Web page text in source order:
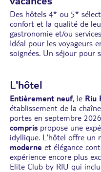
Des hôtels 4* ou 5*
confort et la qualité de
gastronomie et/ou
Idéal pour les voyageurs
soignées. Un séjour pour
L'hôtel
Entièrement neuf, le Riu
établissement de la
portes en septembre
compris propose une
idyllique. L'hôtel offre un
moderne et élégance
expérience encore plus
Elite Club by RIU qui